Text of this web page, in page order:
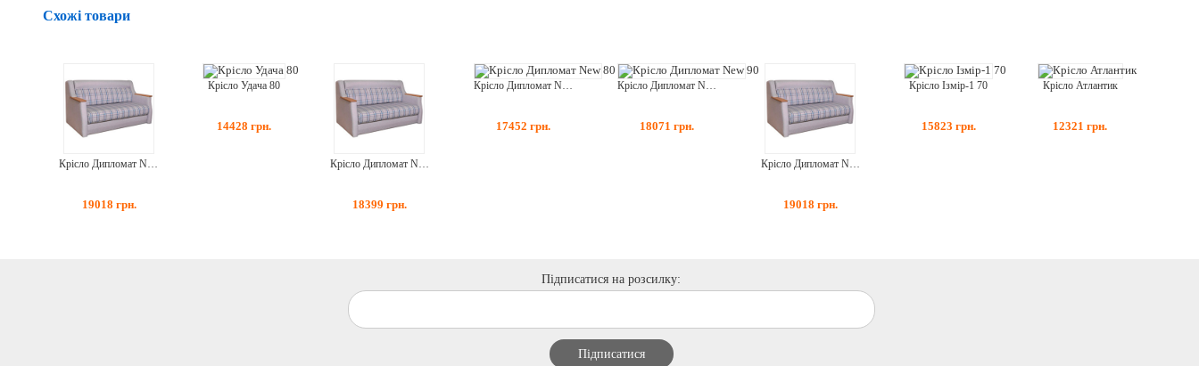
Схожі товари
19018 грн.
Крісло Удача 80
14428 грн.
Крісло Дипломат New 2 80
18399 грн.
Крісло Дипломат New 80
17452 грн.
Крісло Дипломат New 90
18071 грн.
Крісло Дипломат New 2 90
19018 грн.
Крісло Ізмір-1 70
15823 грн.
Крісло Атлантик
12321 грн.
Підписатися на розсилку: